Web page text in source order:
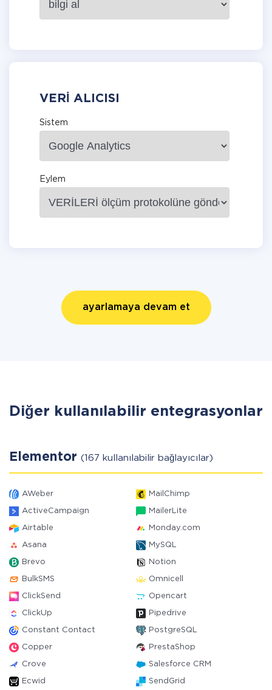
VERI ALICISI
Sistem
Eylem
ayarlamaya devam et
Diğer kullanılabilir entegrasyonlar
Elementor (167 kullanılabilir bağlayıcılar)
AWeber MailChimp
ActiveCampaign MailerLite
Airtable Monday.com
Asana MySQL
Brevo Notion
BulkSMS Omnicell
ClickSend Opencart
ClickUp Pipedrive
Constant Contact PostgreSQL
Copper PrestaShop
Crove Salesforce CRM
Ecwid SendGrid